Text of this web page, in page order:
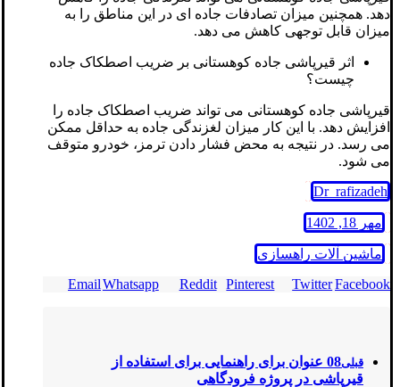
دهد. همچنین میزان تصادفات جاده ای در این مناطق را به
میزان قابل توجهی کاهش می دهد.
اثر قیرپاشی جاده کوهستانی بر ضریب اصطکاک جاده
چیست؟
قیرپاشی جاده کوهستانی می تواند ضریب اصطکاک جاده را
افزایش دهد. با این کار میزان لغزندگی جاده به حداقل ممکن
می رسد. در نتیجه به محض فشار دادن ترمز، خودرو متوقف
می شود.
Dr_rafizadeh
مهر 18, 1402
ماشین آلات راهسازی
Facebook
Twitter
Pinterest
Reddit
Whatsapp
Email
قبلی
08 عنوان برای راهنمایی برای استفاده از
قیرپاشی در پروژه فرودگاهی